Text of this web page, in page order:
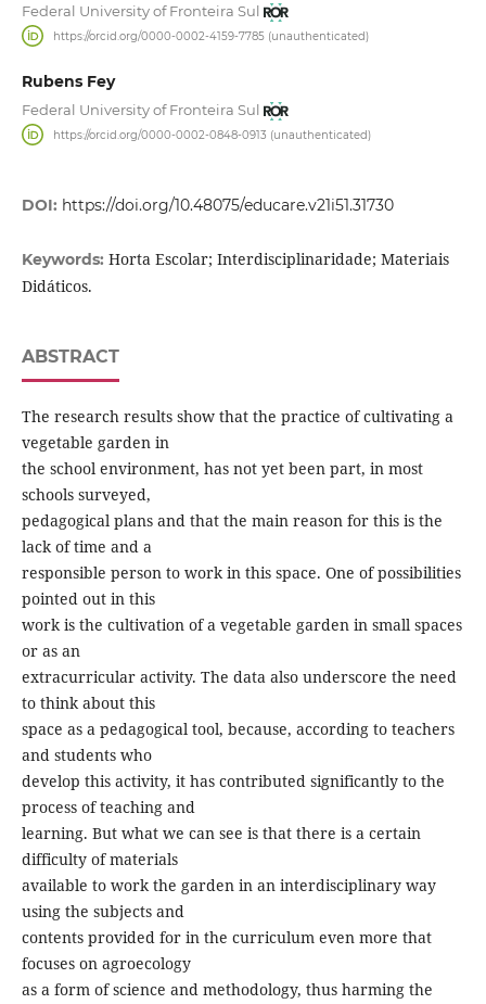
Federal University of Fronteira Sul
https://orcid.org/0000-0002-4159-7785 (unauthenticated)
Rubens Fey
Federal University of Fronteira Sul
https://orcid.org/0000-0002-0848-0913 (unauthenticated)
DOI: https://doi.org/10.48075/educare.v21i51.31730
Keywords: Horta Escolar; Interdisciplinaridade; Materiais
Didáticos.
ABSTRACT
The research results show that the practice of cultivating a
vegetable garden in
the school environment, has not yet been part, in most
schools surveyed,
pedagogical plans and that the main reason for this is the
lack of time and a
responsible person to work in this space. One of possibilities
pointed out in this
work is the cultivation of a vegetable garden in small spaces
or as an
extracurricular activity. The data also underscore the need
to think about this
space as a pedagogical tool, because, according to teachers
and students who
develop this activity, it has contributed significantly to the
process of teaching and
learning. But what we can see is that there is a certain
difficulty of materials
available to work the garden in an interdisciplinary way
using the subjects and
contents provided for in the curriculum even more that
focuses on agroecology
as a form of science and methodology, thus harming the